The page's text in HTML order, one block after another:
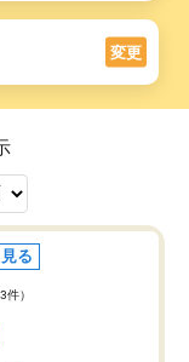
変更
る
3件）